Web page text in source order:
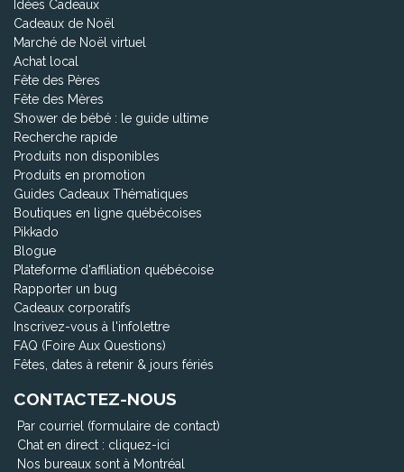
Idées Cadeaux
Cadeaux de Noël
Marché de Noël virtuel
Achat local
Fête des Pères
Fête des Mères
Shower de bébé : le guide ultime
Recherche rapide
Produits non disponibles
Produits en promotion
Guides Cadeaux Thématiques
Boutiques en ligne québécoises
Pikkado
Blogue
Plateforme d'affiliation québécoise
Rapporter un bug
Cadeaux corporatifs
Inscrivez-vous à l'infolettre
FAQ (Foire Aux Questions)
Fêtes, dates à retenir & jours fériés
CONTACTEZ-NOUS
Par courriel (formulaire de contact)
Chat en direct : cliquez-ici
Nos bureaux sont à Montréal